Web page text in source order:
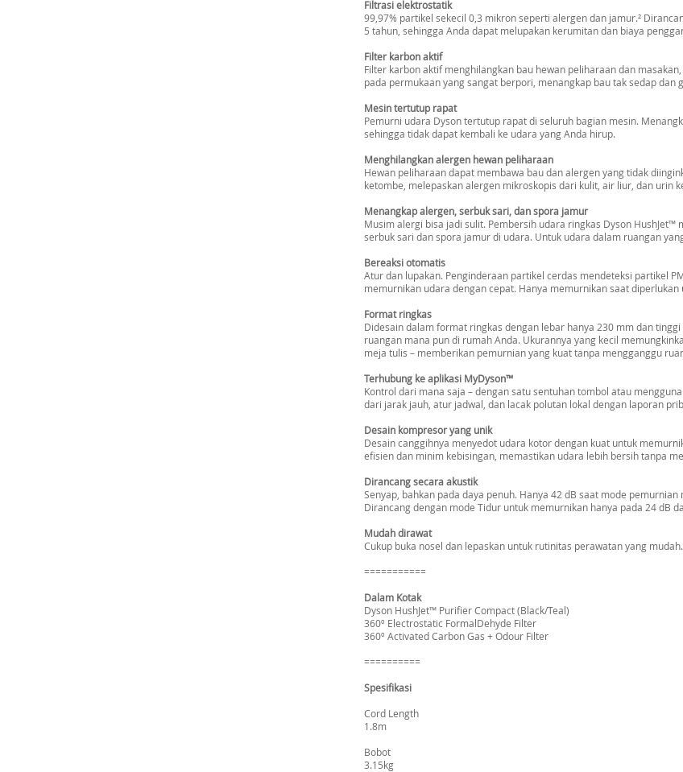
Filtrasi elektrostatik
99,97% partikel sekecil 0,3 mikron seperti alergen dan jamur.²
5 tahun, sehingga Anda dapat melupakan kerumitan dan biaya
Filter karbon aktif
Filter karbon aktif menghilangkan bau hewan peliharaan dan
pada permukaan yang sangat berpori, menangkap bau tak sedap dan
Mesin tertutup rapat
Pemurni udara Dyson tertutup rapat di seluruh bagian mesin.
sehingga tidak dapat kembali ke udara yang Anda hirup.
Menghilangkan alergen hewan peliharaan
Hewan peliharaan dapat membawa bau dan alergen yang tidak
ketombe, melepaskan alergen mikroskopis dari kulit, air liur, dan urin
Menangkap alergen, serbuk sari, dan spora jamur
Musim alergi bisa jadi sulit. Pembersih udara ringkas Dyson
serbuk sari dan spora jamur di udara. Untuk udara dalam ruangan
Bereaksi otomatis
Atur dan lupakan. Penginderaan partikel cerdas mendeteksi partikel
memurnikan udara dengan cepat. Hanya memurnikan saat
Format ringkas
Didesain dalam format ringkas dengan lebar hanya 230 mm dan
ruangan mana pun di rumah Anda. Ukurannya yang kecil
meja tulis – memberikan pemurnian yang kuat tanpa mengganggu
Terhubung ke aplikasi MyDyson™
Kontrol dari mana saja – dengan satu sentuhan tombol atau
dari jarak jauh, atur jadwal, dan lacak polutan lokal dengan laporan
Desain kompresor yang unik
Desain canggihnya menyedot udara kotor dengan kuat untuk
efisien dan minim kebisingan, memastikan udara lebih bersih tanpa
Dirancang secara akustik
Senyap, bahkan pada daya penuh. Hanya 42 dB saat mode
Dirancang dengan mode Tidur untuk memurnikan hanya pada 24 dB
Mudah dirawat
Cukup buka nosel dan lepaskan untuk rutinitas perawatan yang
===========
Dalam Kotak
Dyson HushJet™ Purifier Compact (Black/Teal)
360º Electrostatic FormalDehyde Filter
360º Activated Carbon Gas + Odour Filter
==========
Spesifikasi
Cord Length
1.8m
Bobot
3.15kg